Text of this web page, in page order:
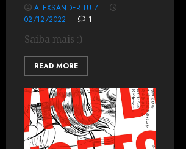
ALEXSANDER LUIZ
02/12/2022
1
Saiba mais :)
READ MORE